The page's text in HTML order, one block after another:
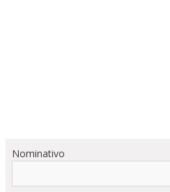
Nominativo